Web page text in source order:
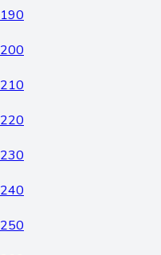
190
200
210
220
230
240
250